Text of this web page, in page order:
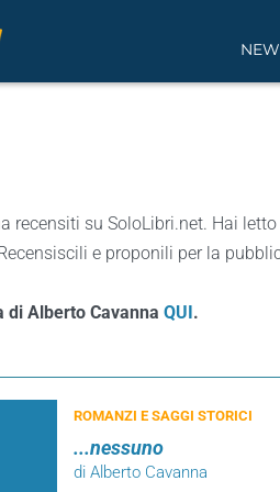
recensiti su SoloLibri.net. Hai
e proponili per la
Alberto Cavanna QUI.
ROMANZI E SAGGI STORICI
...nessuno
di Alberto Cavanna